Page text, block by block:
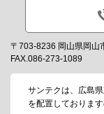
〒703-8236 岡山県岡山
FAX.086-273-1089
サンテクは、広島
を配置しておりま